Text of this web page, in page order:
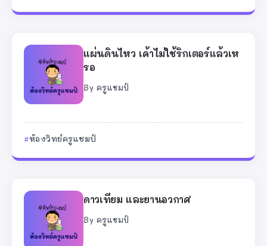
แผ่นดินไหว เค้าไม่ใช้ริกเตอร์แล้วเห
รอ
By ครูแชมป์
ห้องวิทย์ครูแชมป์
ดาวเทียม และยานอวกาศ
By ครูแชมป์